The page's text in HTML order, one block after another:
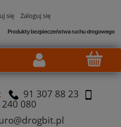
się Zaloguj się
91 307 88 23
080